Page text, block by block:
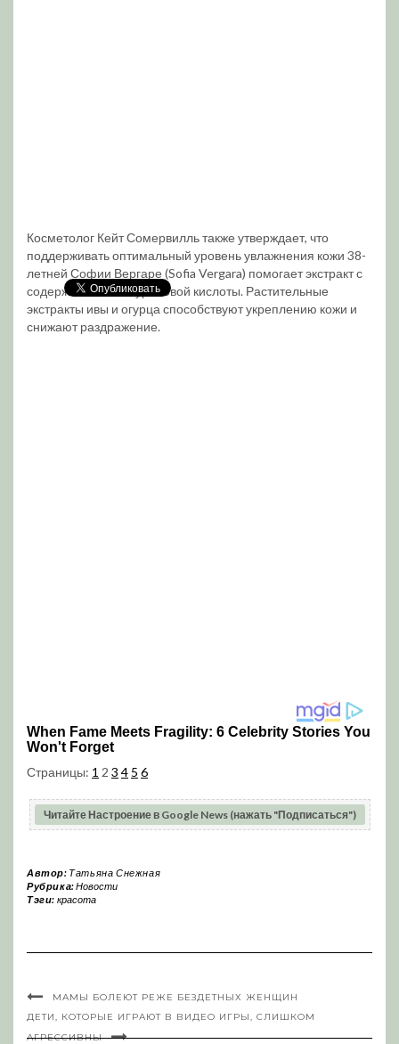
Косметолог Кейт Сомервилль также утверждает, что
поддерживать оптимальный уровень увлажнения кожи 38-
летней Софии Вергаре (Sofia Vergara) помогает экстракт с
содержанием гилауроновой кислоты. Растительные
экстракты ивы и огурца способствуют укреплению кожи и
снижают раздражение.
Страницы: 1 2 3 4 5 6
Читайте Настроение в Google News (нажать "Подписаться")
Автор: Татьяна Снежная
Рубрика:Новости
Тэги: красота
МАМЫ БОЛЕЮТ РЕЖЕ БЕЗДЕТНЫХ ЖЕНЩИН
ДЕТИ, КОТОРЫЕ ИГРАЮТ В ВИДЕО ИГРЫ, СЛИШКОМ
АГРЕССИВНЫ